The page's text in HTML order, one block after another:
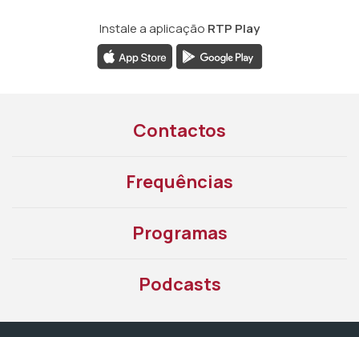
Instale a aplicação RTP Play
Contactos
Frequências
Programas
Podcasts